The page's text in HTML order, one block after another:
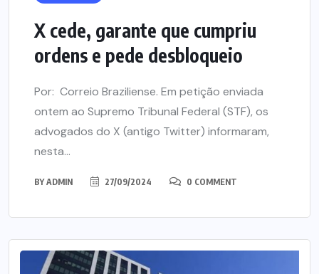
X cede, garante que cumpriu
ordens e pede desbloqueio
Por: Correio Braziliense. Em petição enviada
ontem ao Supremo Tribunal Federal (STF), os
advogados do X (antigo Twitter) informaram,
nesta...
BYADMIN 27/09/2024 0 COMMENT